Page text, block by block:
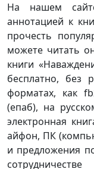
На нашем
аннотацией к
прочесть
можете читать
книги
бесплатно, без
форматах, как
(епаб), на
электронная
айфон, ПК
и предложения